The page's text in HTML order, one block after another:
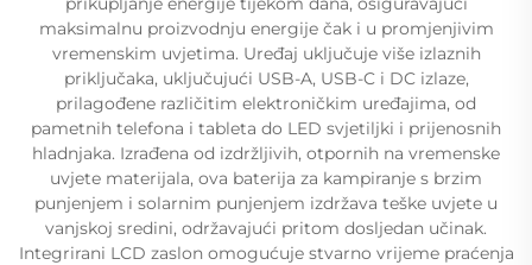
maksimalnu proizvodnju energije čak i u promjenjivim
vremenskim uvjetima. Uređaj uključuje više izlaznih
priključaka, uključujući USB-A, USB-C i DC izlaze,
prilagođene različitim elektroničkim uređajima, od
pametnih telefona i tableta do LED svjetiljki i prijenosnih
hladnjaka. Izrađena od izdržljivih, otpornih na vremenske
uvjete materijala, ova baterija za kampiranje s brzim
punjenjem i solarnim punjenjem izdržava teške uvjete u
vanjskoj sredini, održavajući pritom dosljedan učinak.
Integrirani LCD zaslon omogućuje stvarno vrijeme praćenja